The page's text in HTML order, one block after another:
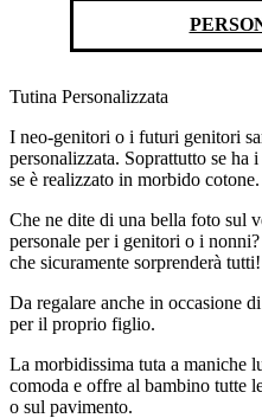
Tutina Personalizzata
I neo-genitori o i futuri genitori
personalizzata. Soprattutto se ha
se è realizzato in morbido cotone.
Che ne dite di una bella foto sul
personale per i genitori o i
che sicuramente sorprenderà tutti!
Da regalare anche in occasione
per il proprio figlio.
La morbidissima tuta a maniche
comoda e offre al bambino tutte
o sul pavimento.